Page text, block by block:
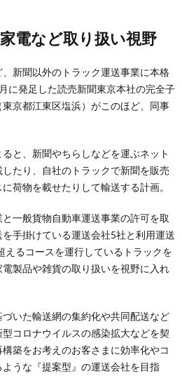
家電など取り扱い視野
新聞以外のトラック運送事業に本格
に発足した読売新聞東京本社の完全子
京都江東区塩浜）がこのほど、同事
と、新聞やちらしなどを運ぶネット
たり、自社のトラックで新聞を販売
荷物を載せたりして輸送する計画。
一般貨物自動車運送事業の許可を取
手掛けている運送会社5社と利用運送
えるコースを運行しているトラックを
製品や雑貨の取り扱いを視野に入れ
いた輸送網の集約化や共同配送など
コロナウイルスの感染拡大などを契
築をお考えのお客さまに効率化やコ
うな『提案型』の運送会社を目指